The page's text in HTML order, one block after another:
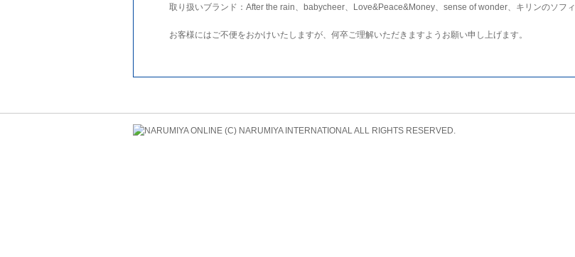
取り扱いブランド：After the rain、babycheer、Love&Peace&Money、sense of wonder、キリンのソフィ
お客様にはご不便をおかけいたしますが、何卒ご理解いただきますようお願い申し上げます。